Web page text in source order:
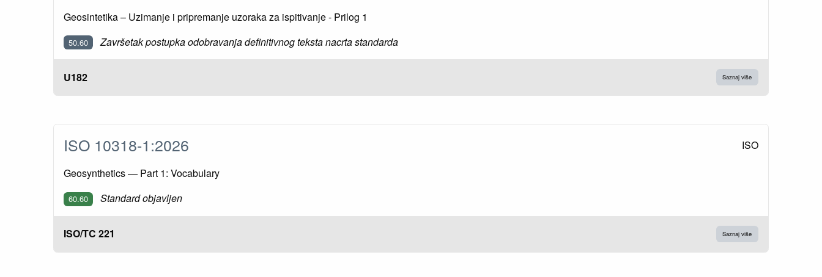
Geosintetika – Uzimanje i pripremanje uzoraka za ispitivanje - Prilog 1
50.60 Završetak postupka odobravanja definitivnog teksta nacrta standarda
U182 Saznaj više
ISO 10318-1:2026 ISO
Geosynthetics — Part 1: Vocabulary
60.60 Standard objavljen
ISO/TC 221 Saznaj više